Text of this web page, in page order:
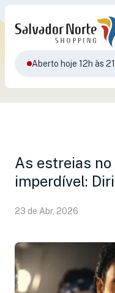
Aberto hoje 12h às
As estreias
imperdível:
23 de Abr, 2026